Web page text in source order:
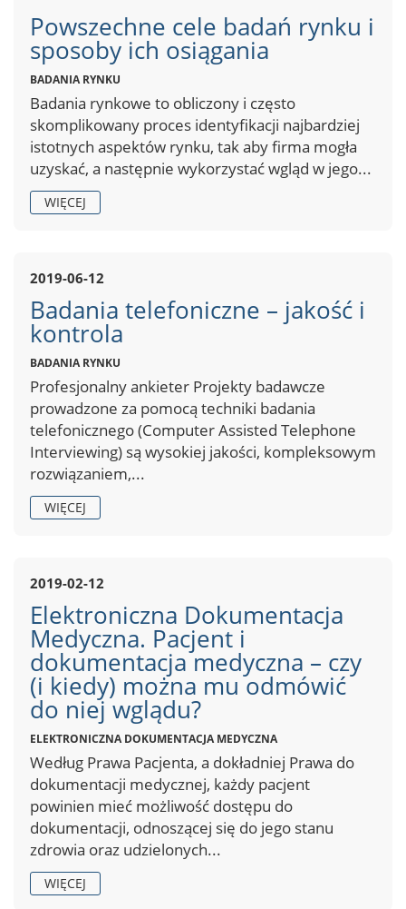
Powszechne cele badań rynku i
sposoby ich osiągania
BADANIA RYNKU
Badania rynkowe to obliczony i często
skomplikowany proces identyfikacji najbardziej
istotnych aspektów rynku, tak aby firma mogła
uzyskać, a następnie wykorzystać wgląd w jego...
WIĘCEJ
2019-06-12
Badania telefoniczne – jakość i
kontrola
BADANIA RYNKU
Profesjonalny ankieter Projekty badawcze
prowadzone za pomocą techniki badania
telefonicznego (Computer Assisted Telephone
Interviewing) są wysokiej jakości, kompleksowym
rozwiązaniem,...
WIĘCEJ
2019-02-12
Elektroniczna Dokumentacja
Medyczna. Pacjent i
dokumentacja medyczna – czy
(i kiedy) można mu odmówić
do niej wglądu?
ELEKTRONICZNA DOKUMENTACJA MEDYCZNA
Według Prawa Pacjenta, a dokładniej Prawa do
dokumentacji medycznej, każdy pacjent
powinien mieć możliwość dostępu do
dokumentacji, odnoszącej się do jego stanu
zdrowia oraz udzielonych...
WIĘCEJ